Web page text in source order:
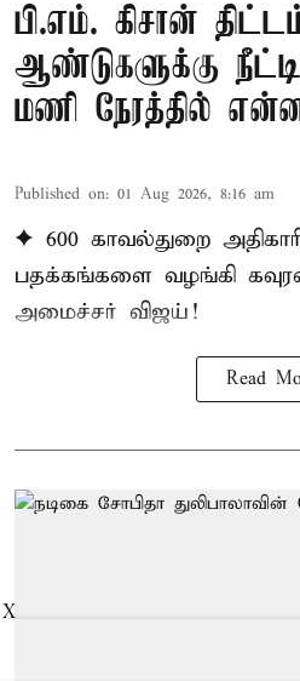
பி.எம். கிசான்
ஆண்டுகளுக்கு
மணி நேரத்தில்
Published on: 01 Aug 2026, 8:16 am
✦ 600 காவல்துறை
பதக்கங்களை வழங்கி
அமைச்சர் விஜய்!
Read
X